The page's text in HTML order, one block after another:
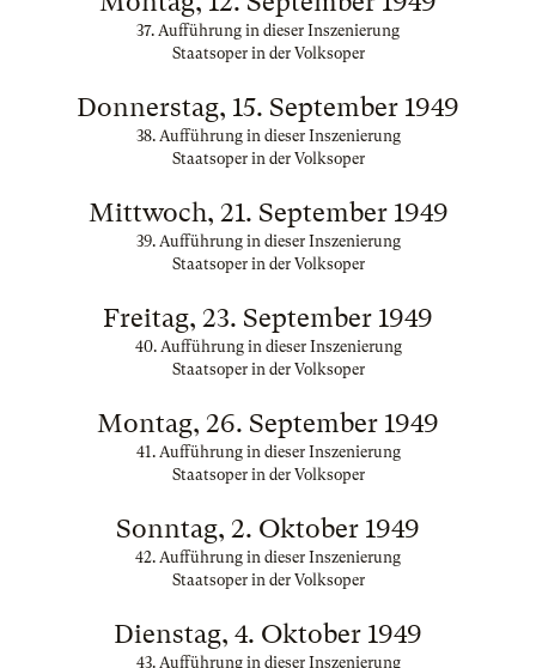
37. Aufführung in dieser Inszenierung
Staatsoper in der Volksoper
Donnerstag, 15. September 1949
38. Aufführung in dieser Inszenierung
Staatsoper in der Volksoper
Mittwoch, 21. September 1949
39. Aufführung in dieser Inszenierung
Staatsoper in der Volksoper
Freitag, 23. September 1949
40. Aufführung in dieser Inszenierung
Staatsoper in der Volksoper
Montag, 26. September 1949
41. Aufführung in dieser Inszenierung
Staatsoper in der Volksoper
Sonntag, 2. Oktober 1949
42. Aufführung in dieser Inszenierung
Staatsoper in der Volksoper
Dienstag, 4. Oktober 1949
43. Aufführung in dieser Inszenierung